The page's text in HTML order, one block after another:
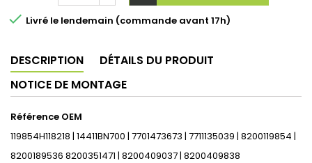
 Livré le lendemain (commande avant 17h)
DESCRIPTION
DÉTAILS DU PRODUIT
NOTICE DE MONTAGE
Référence OEM
119854H118218 | 14411BN700 | 7701473673 | 7711135039 | 8200119854 |
8200189536 8200351471 | 8200409037 | 8200409838